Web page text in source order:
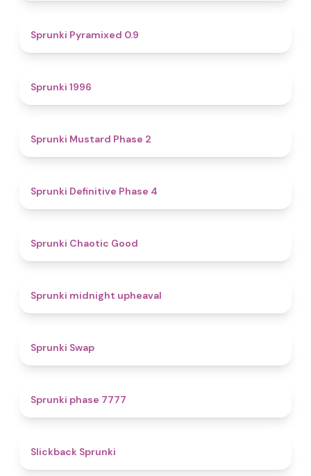
Sprunki Pyramixed 0.9
Sprunki 1996
Sprunki Mustard Phase 2
Sprunki Definitive Phase 4
Sprunki Chaotic Good
Sprunki midnight upheaval
Sprunki Swap
Sprunki phase 7777
Slickback Sprunki